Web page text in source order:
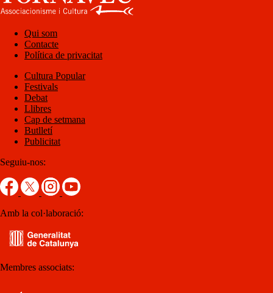
Qui som
Contacte
Política de privacitat
Cultura Popular
Festivals
Debat
Llibres
Cap de setmana
Butlletí
Publicitat
Seguiu-nos:
Amb la col·laboració:
Membres associats: